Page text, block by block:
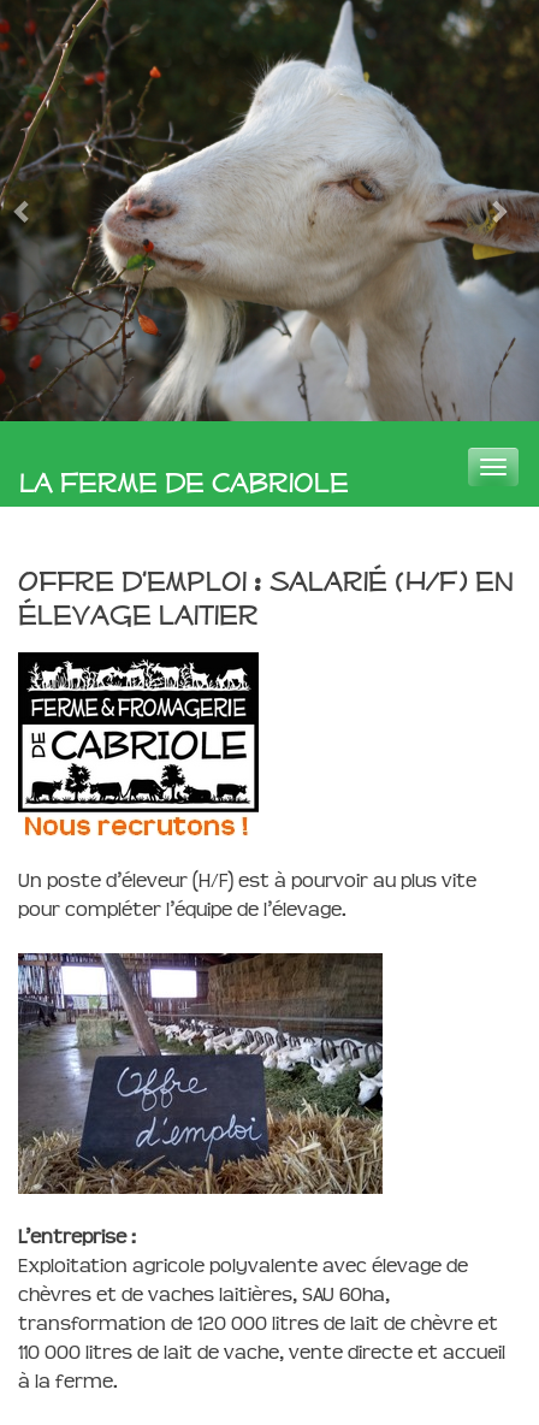
La Ferme de Cabriole
Toggle
Offre d’emploi : salarié (H/F) en
élevage laitier
Un poste d’éleveur (H/F) est à pourvoir au plus vite
pour compléter l’équipe de l’élevage.
L’entreprise :
Exploitation agricole polyvalente avec élevage de
chèvres et de vaches laitières, SAU 60ha,
transformation de 120 000 litres de lait de chèvre et
110 000 litres de lait de vache, vente directe et accueil
à la ferme.